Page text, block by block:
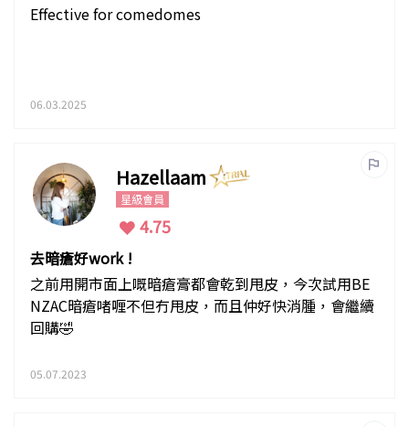
Effective for comedomes
06.03.2025
Hazellaam
星級會員
4.75
去暗瘡好work !
之前用開市面上嘅暗瘡膏都會乾到甩皮，今次試用BE
NZAC暗瘡啫喱不但冇甩皮，而且仲好快消腫，會繼續
回購🤣
05.07.2023